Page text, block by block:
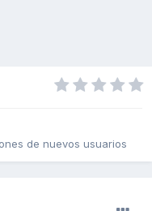
de nuevos usuarios